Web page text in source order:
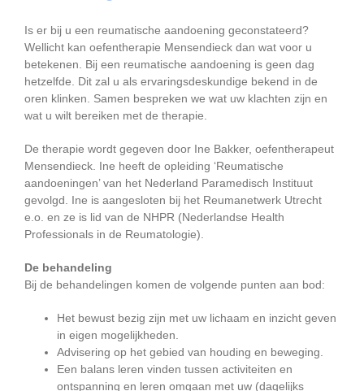
Is er bij u een reumatische aandoening geconstateerd?
Wellicht kan oefentherapie Mensendieck dan wat voor u
betekenen. Bij een reumatische aandoening is geen dag
hetzelfde. Dit zal u als ervaringsdeskundige bekend in de
oren klinken. Samen bespreken we wat uw klachten zijn en
wat u wilt bereiken met de therapie.
De therapie wordt gegeven door Ine Bakker, oefentherapeut
Mensendieck. Ine heeft de opleiding ‘Reumatische
aandoeningen’ van het Nederland Paramedisch Instituut
gevolgd. Ine is aangesloten bij het Reumanetwerk Utrecht
e.o. en ze is lid van de NHPR (Nederlandse Health
Professionals in de Reumatologie).
De behandeling
Bij de behandelingen komen de volgende punten aan bod:
Het bewust bezig zijn met uw lichaam en inzicht geven
in eigen mogelijkheden.
Advisering op het gebied van houding en beweging.
Een balans leren vinden tussen activiteiten en
ontspanning en leren omgaan met uw (dagelijks